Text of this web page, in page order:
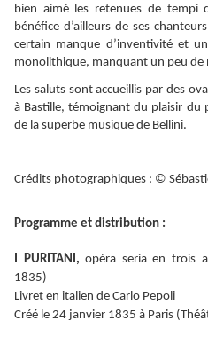
bien aimé les retenues de tempi
bénéfice d’ailleurs de ses
certain manque d’inventivité et
monolithique, manquant un peu de
Les saluts sont accueillis par des
à Bastille, témoignant du plaisir du
de la superbe musique de Bellini.
Crédits photographiques : ©
Programme et distribution :
I PURITANI,opéra seria en trois
1835)
Livret en italien de Carlo Pepoli
Créé le 24 janvier 1835 à Paris